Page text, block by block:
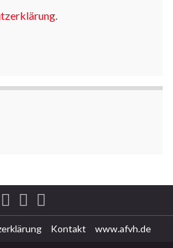
Kontakt www.afvh.de